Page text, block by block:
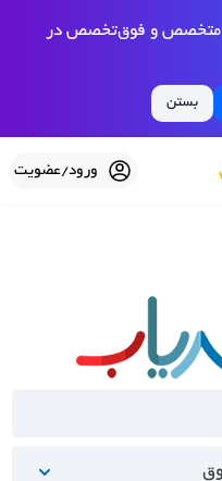
متخصص و فوق‌تخصص در
بستن
ورود/عضویت